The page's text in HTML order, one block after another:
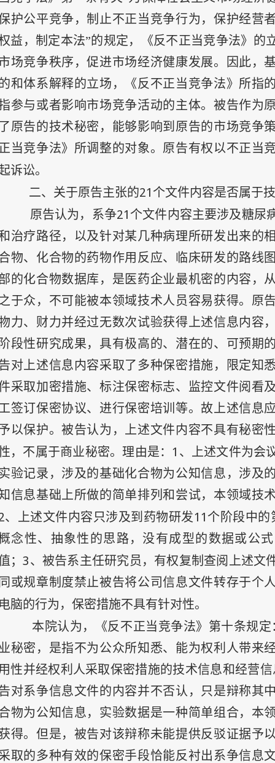
护公平竞争，制止不正当竞争行为，保护经营
益，制定本法”的规定，《反不正当竞争法》的
场竞争秩序，促进市场经济健康发展。因此，
和体系解释的立场，《反不正当竞争法》所指
参与或者影响市场竞争活动的主体。被告作为
原告的技术秘密，能够影响到原告的市场竞争
当竞争法》所调整的对象。原告有权以不正当
诉讼。
二、关于原告主张的21 个文件内容是否属于
原告认为，系争21 个文件内容主要涉及糖尿
治疗路径，以及针对某几种病理所研发出来的
物、化合物的药物作用反应、临床研发的路线
的化合物数据库，是医药企业最机密的内容，
于众，不可能被本领域技术人员容易获得。原
力、财力并经过无数次试验获得上述信息内容
段性研究成果，具有极高的、潜在的、可预期
对上述信息内容采取了多种保密措施，限定知
采取加密措施、标注保密标志、监控文件阅看
签订保密协议、进行保密培训等。故上述信息
以保护。被告认为，上述文件内容不具有秘密
，不属于商业秘密。理由是： 1 、上述文件为会
验记录，涉及的基础化合物为公知信息，涉及
信息基础上所做的简单排列和尝试，本领域技
、上述文件内容只涉及到药物研发11 个阶段中的
念性、抽象性的思路，没有成型的数据或公
；3、被告系主任研究员，有权复制查阅上述文
或规章制度禁止被告将公司信息文件转存于个
脑的行为，保密措施不具有针对性。
本院认为，《反不正当竞争法》第十条规
秘密，是指不为公众所知悉、能为权利人带来
性并经权利人采取保密措施的技术信息和经营
对系争信息文件的内容并不否认，只是辩称其
物为公知信息，实验数据是一种简单组合，本
得。但是，被告对该辩称未能提供反驳证据予
取的多种有效的保密手段恰能反衬出系争信息